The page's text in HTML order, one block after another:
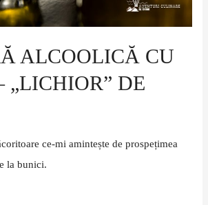
ALCOOLICĂ CU
„LICHIOR” DE
ce-mi amintește de prospețimea
la bunici.